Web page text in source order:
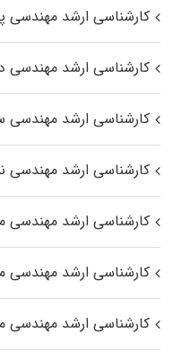
کارشناسی ارشد مهندسی
کارشناسی ارشد مهندسی
کارشناسی ارشد مهندسی
کارشناسی ارشد
کارشناسی ارشد مهندسی
کارشناسی ارشد مهندسی
کارشناسی ارشد مهندسی